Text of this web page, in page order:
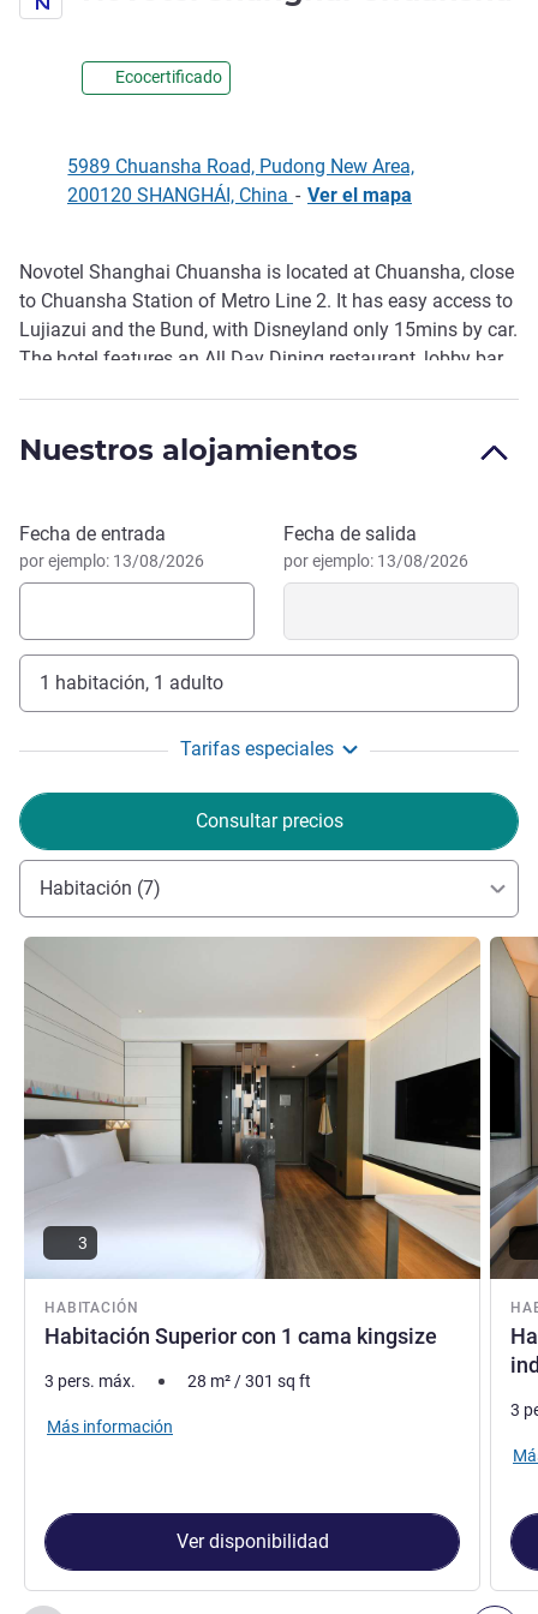
Ecocertificado
5989 Chuansha Road, Pudong New Area,
200120 SHANGHÁI, China - Ver el mapa
Descripción
Novotel Shanghai Chuansha is located at Chuansha, close
to Chuansha Station of Metro Line 2. It has easy access to
Lujiazui and the Bund, with Disneyland only 15mins by car.
The hotel features an All Day Dining restaurant, lobby bar,
Nuestros alojamientos
Reservar este hotel
Fecha de entrada
por ejemplo: 13/08/2026
Fecha de salida
por ejemplo: 13/08/2026
1 habitación, 1 adulto
Tarifas especiales
Consultar precios
Habitación (7)
HABITACIÓN
Habitación Superior con 1 cama kingsize
Más información
3
3 pers. máx. 28 m²/301 sq ft
Más información
Ver disponibilidad
Más
3